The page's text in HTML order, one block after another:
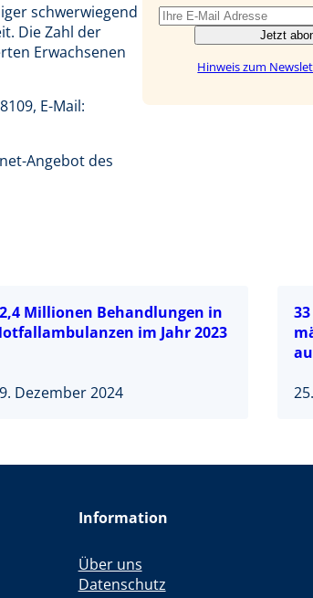
schwerwiegend
Die Zahl der
Erwachsenen
E-Mail:
Angebot des
Jetzt
Hinweis zum
Millionen Behandlungen in
im Jahr 2023
Dezember 2024
Information
Über uns
Datenschutz